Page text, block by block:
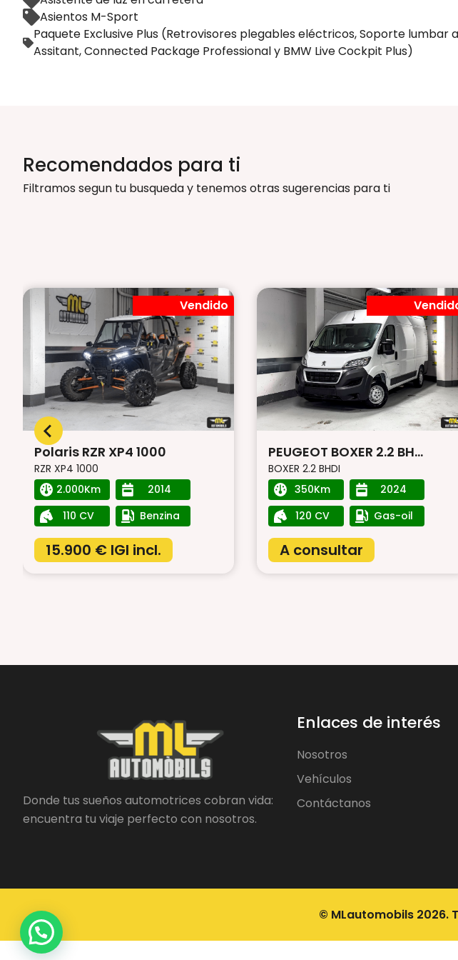
Asientos M-Sport
Paquete Exclusive Plus (Retrovisores plegables eléctricos, Soporte lumbar
Assitant, Connected Package Professional y BMW Live Cockpit Plus)
Recomendados para ti
Filtramos segun tu busqueda y tenemos otras sugerencias para ti
Vendido
Polaris RZR XP4 1000
RZR XP4 1000
2.000Km
2014
110 CV
Benzina
15.900 € IGI incl.
PEUGEOT BOXER 2.2 BH...
BOXER 2.2 BHDI
350Km
2024
120 CV
Gas-oil
A consultar
Donde tus sueños automotrices cobran vida:
encuentra tu viaje perfecto con nosotros.
Enlaces de interés
Nosotros
Vehículos
Contáctanos
© MLautomobils 2026.